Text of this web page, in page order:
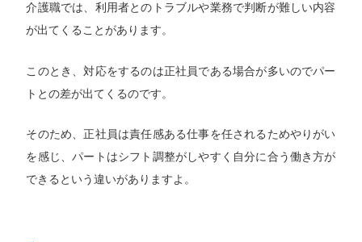
介護職では、利用者とのトラブルや業務で判断が難しい内容
が出てくることがあります。
このとき、対応をするのは正社員である場合が多いのでパー
トとの差が出てくるのです。
そのため、正社員は責任感ある仕事を任されるためやりがい
を感じ、パートはシフト調整がしやすく自分に合う働き方が
できるという違いがありますよ。